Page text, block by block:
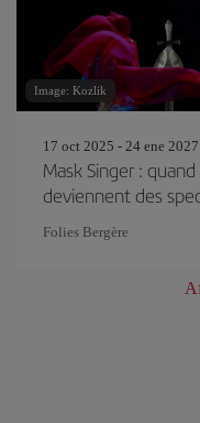
Image: Kozlik
17 oct 2025 - 24 ene 2027
Mask Singer :
deviennent des
Folies Bergère